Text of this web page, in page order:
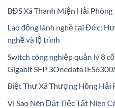
BĐS Xã Thanh Miện Hải Phòng
Lao động lành nghề tại Đức:
nghề và lộ trình
Switch công nghiệp quản lý 8
Gigabit SFP 3Onedata
Biệt Thự Xã Thượng Hồng Hải
Vì Sao Nên Đặt Tiệc Tất Niên